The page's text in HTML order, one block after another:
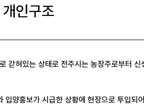
인구조
갇혀있는 상태로 전주시는 농장주로부터 신
양홍보가 시급한 상황에 현장으로 투입되